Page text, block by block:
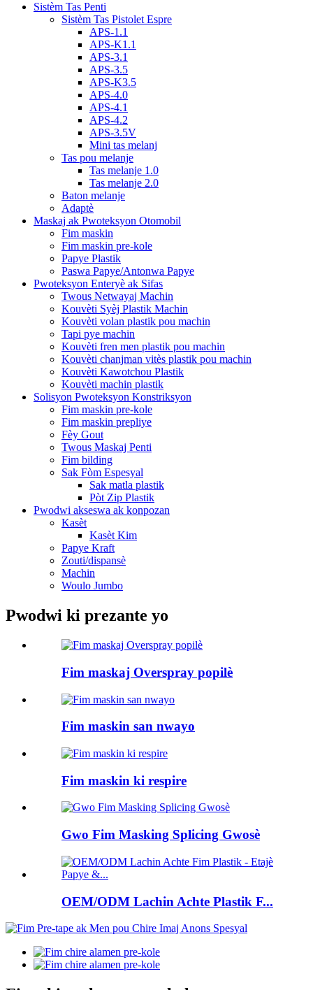
Sistèm Tas Penti
Sistèm Tas Pistolet Espre
APS-1.1
APS-K1.1
APS-3.1
APS-3.5
APS-K3.5
APS-4.0
APS-4.1
APS-4.2
APS-3.5V
Mini tas melanj
Tas pou melanje
Tas melanje 1.0
Tas melanje 2.0
Baton melanje
Adaptè
Maskaj ak Pwoteksyon Otomobil
Fim maskin
Fim maskin pre-kole
Papye Plastik
Paswa Papye/Antonwa Papye
Pwoteksyon Enteryè ak Sifas
Twous Netwayaj Machin
Kouvèti Syèj Plastik Machin
Kouvèti volan plastik pou machin
Tapi pye machin
Kouvèti fren men plastik pou machin
Kouvèti chanjman vitès plastik pou machin
Kouvèti Kawotchou Plastik
Kouvèti machin plastik
Solisyon Pwoteksyon Konstriksyon
Fim maskin pre-kole
Fim maskin prepliye
Fèy Gout
Twous Maskaj Penti
Fim bilding
Sak Fòm Espesyal
Sak matla plastik
Pòt Zip Plastik
Pwodwi akseswa ak konpozan
Kasèt
Kasèt Kim
Papye Kraft
Zouti/dispansè
Machin
Woulo Jumbo
Pwodwi ki prezante yo
Fim maskaj Overspray popilè
Fim maskin san nwayo
Fim maskin ki respire
Gwo Fim Masking Splicing Gwosè
OEM/ODM Lachin Achte Plastik F...